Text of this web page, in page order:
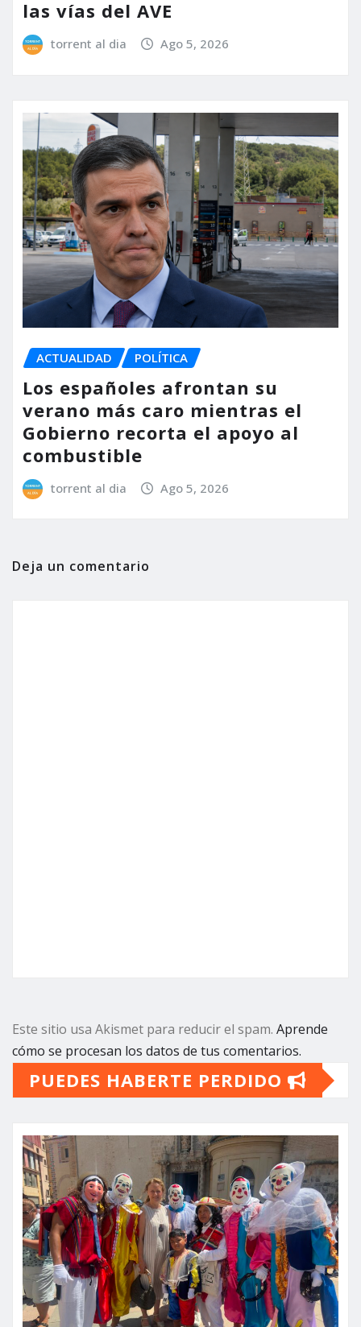
las vías del AVE
torrent al dia Ago 5, 2026
ACTUALIDAD POLÍTICA
Los españoles afrontan su
verano más caro mientras el
Gobierno recorta el apoyo al
combustible
torrent al dia Ago 5, 2026
Deja un comentario
Este sitio usa Akismet para reducir el spam. Aprende
cómo se procesan los datos de tus comentarios.
PUEDES HABERTE PERDIDO